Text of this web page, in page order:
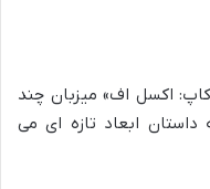
کاپ: اکسل اف» میزبان چند
ابعاد تازه ای می